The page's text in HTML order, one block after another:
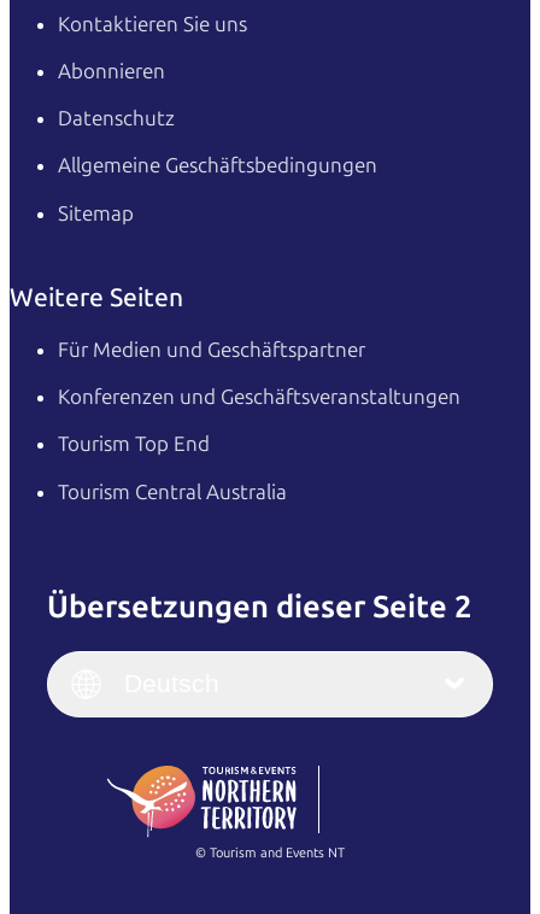
Kontaktieren Sie uns
Abonnieren
Datenschutz
Allgemeine Geschäftsbedingungen
Sitemap
Weitere Seiten
Für Medien und Geschäftspartner
Konferenzen und Geschäftsveranstaltungen
Tourism Top End
Tourism Central Australia
Übersetzungen dieser Seite 2
English
(Singapore)
Français
Italiano
繁體中文
© Tourism and Events NT